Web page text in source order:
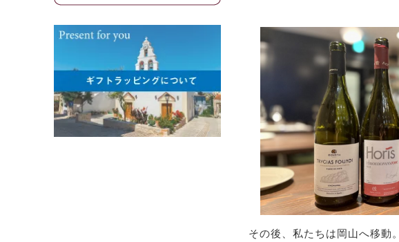
その後、私たちは岡山へ移動。